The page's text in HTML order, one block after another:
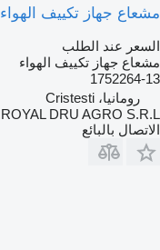
مشعاع جهاز تكييف الهواء 1752264-13 لـ الشاحنات Scania
السعر عند الطلب
مشعاع جهاز تكييف الهواء
1752264-13
رومانيا، Cristesti
ROYAL DRU AGRO S.R.L.
الاتصال بالبائع